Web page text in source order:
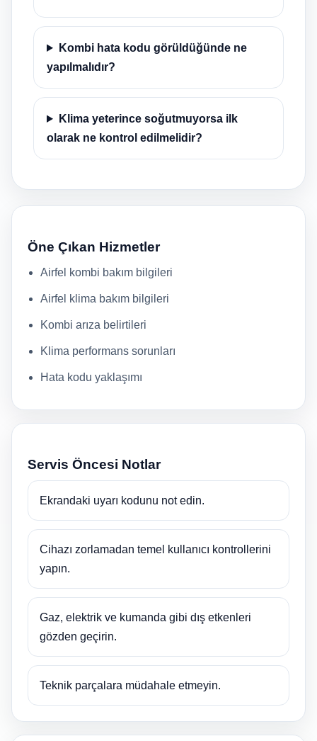
Kombi hata kodu görüldüğünde ne
yapılmalıdır?
Klima yeterince soğutmuyorsa ilk
olarak ne kontrol edilmelidir?
Öne Çıkan Hizmetler
Airfel kombi bakım bilgileri
Airfel klima bakım bilgileri
Kombi arıza belirtileri
Klima performans sorunları
Hata kodu yaklaşımı
Servis Öncesi Notlar
Ekrandaki uyarı kodunu not edin.
Cihazı zorlamadan temel kullanıcı kontrollerini
yapın.
Gaz, elektrik ve kumanda gibi dış etkenleri
gözden geçirin.
Teknik parçalara müdahale etmeyin.